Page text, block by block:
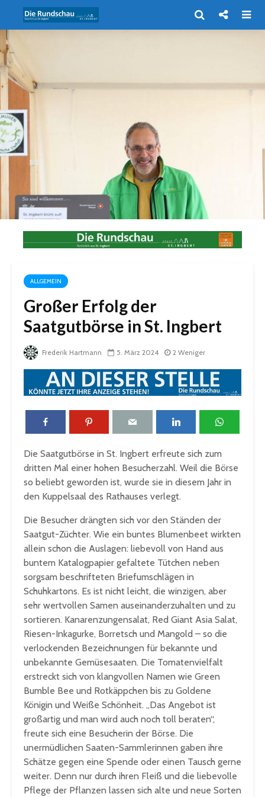
ALLGEMEIN
Großer Erfolg der
Saatgutbörse in St. Ingbert
Frederik Hartmann 5. März 2024 2 Weniger
Die Saatgutbörse in St. Ingbert erfreute sich zum
dritten Mal einer hohen Besucherzahl. Weil die Börse
so beliebt geworden ist, wurde sie in diesem Jahr in
den Kuppelsaal des Rathauses verlegt.
Die Besucher drängten sich vor den Ständen der
Saatgut-Züchter. Wie ein buntes Blumenbeet wirkten
allein schon die Auslagen: liebevoll von Hand aus
buntem Katalogpapier gefaltete Tütchen neben
sorgsam beschrifteten Briefumschlägen in
Schuhkartons. Es ist nicht leicht, die winzigen, aber
sehr wertvollen Samen auseinanderzuhalten und zu
sortieren. Kanarenzungensalat, Red Giant Asia Salat,
Riesen-Inkagurke, Borretsch und Mangold – so die
verlockenden Bezeichnungen für bekannte und
unbekannte Gemüsesaaten. Die Tomatenvielfalt
erstreckt sich von klangvollen Namen wie Green
Bumble Bee und Rotkäppchen bis zu Goldene
Königin und Weiße Schönheit. „Das Angebot ist
großartig und man wird auch noch toll beraten“,
freute sich eine Besucherin der Börse. Die
unermüdlichen Saaten-Sammlerinnen gaben ihre
Schätze gegen eine Spende oder einen Tausch gerne
weiter. Denn nur durch ihren Fleiß und die liebevolle
Pflege der Pflanzen lassen sich alte und neue Sorten